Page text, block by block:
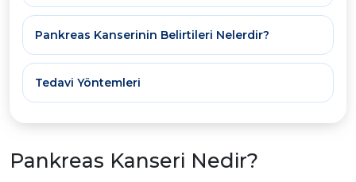
Pankreas Kanserinin Belirtileri Nelerdir?
Tedavi Yöntemleri
Pankreas Kanseri Nedir?